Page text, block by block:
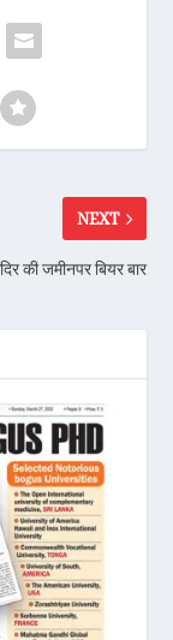
NEXT
की जमीनपर बियर बार